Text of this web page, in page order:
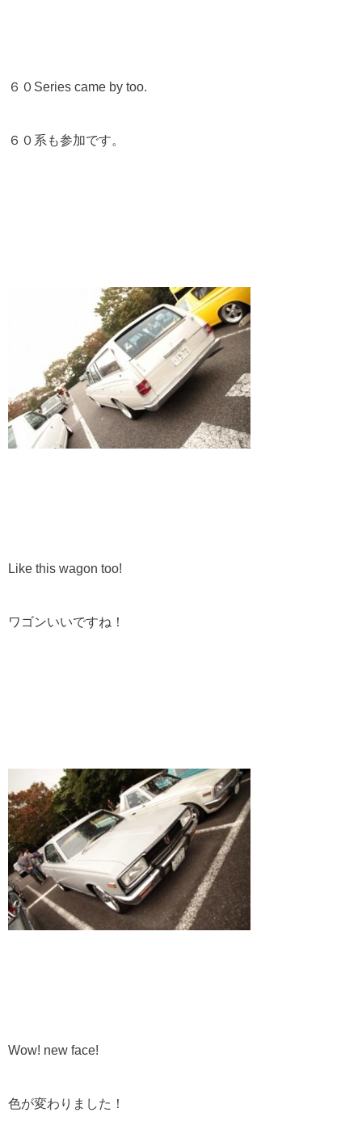
６０Series came by too.
６０系も参加です。
Like this wagon too!
ワゴンいいですね！
Wow! new face!
色が変わりました！